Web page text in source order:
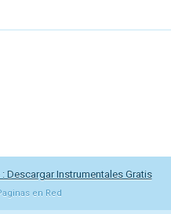
Descargar Instrumentales Gratis
en Red